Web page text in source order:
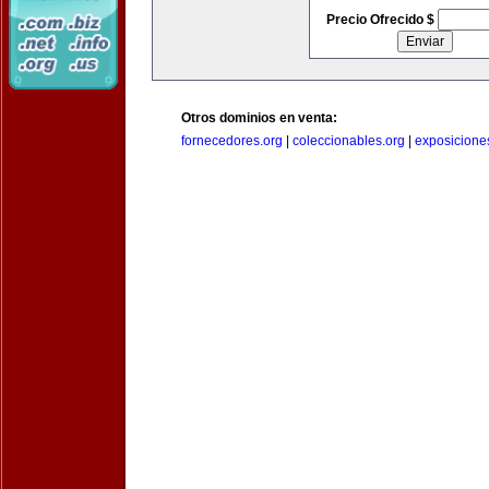
Precio Ofrecido $
Otros dominios en venta:
fornecedores.org
coleccionables.org